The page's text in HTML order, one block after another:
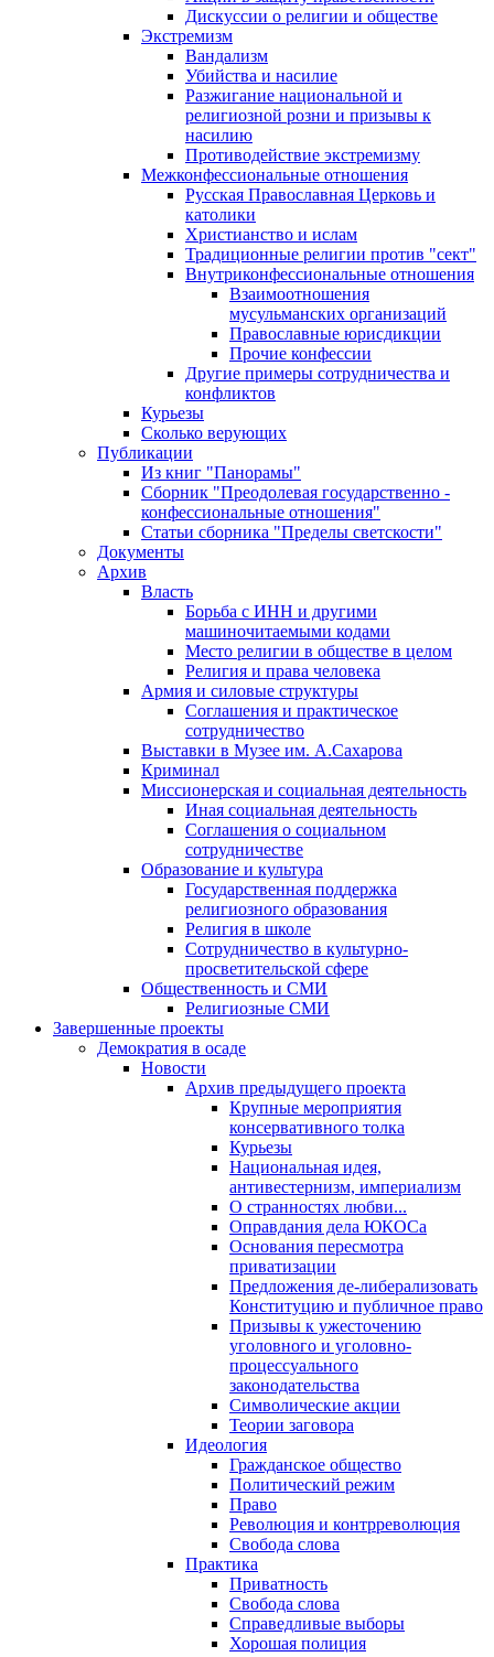
Дискуссии о религии и обществе
Экстремизм
Вандализм
Убийства и насилие
Разжигание национальной и
религиозной розни и призывы к
насилию
Противодействие экстремизму
Межконфессиональные отношения
Русская Православная Церковь и
католики
Христианство и ислам
Традиционные религии против "сект"
Внутриконфессиональные отношения
Взаимоотношения
мусульманских организаций
Православные юрисдикции
Прочие конфессии
Другие примеры сотрудничества и
конфликтов
Курьезы
Сколько верующих
Публикации
Из книг "Панорамы"
Сборник "Преодолевая государственно -
конфессиональные отношения"
Статьи сборника "Пределы светскости"
Документы
Архив
Власть
Борьба с ИНН и другими
машиночитаемыми кодами
Место религии в обществе в целом
Религия и права человека
Армия и силовые структуры
Соглашения и практическое
сотрудничество
Выставки в Музее им. А.Сахарова
Криминал
Миссионерская и социальная деятельность
Иная социальная деятельность
Соглашения о социальном
сотрудничестве
Образование и культура
Государственная поддержка
религиозного образования
Религия в школе
Сотрудничество в культурно-
просветительской сфере
Общественность и СМИ
Религиозные СМИ
Завершенные проекты
Демократия в осаде
Новости
Архив предыдущего проекта
Крупные мероприятия
консервативного толка
Курьезы
Национальная идея,
антивестернизм, империализм
О странностях любви...
Оправдания дела ЮКОСа
Основания пересмотра
приватизации
Предложения де-либерализовать
Конституцию и публичное право
Призывы к ужесточению
уголовного и уголовно-
процессуального
законодательства
Символические акции
Теории заговора
Идеология
Гражданское общество
Политический режим
Право
Революция и контрреволюция
Свобода слова
Практика
Приватность
Свобода слова
Справедливые выборы
Хорошая полиция